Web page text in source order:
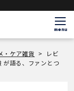
menu
・ケア雑貨 >
レビ
語る、ファンとつ